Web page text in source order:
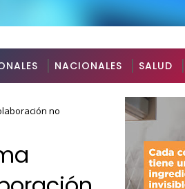
NACIONALES SALUD
no